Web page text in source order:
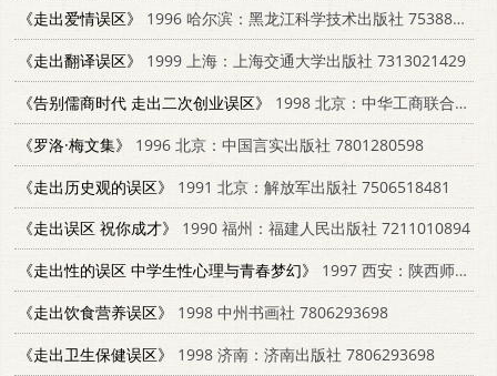
《走出爱情误区》
1996 哈尔滨：黑龙江科学技术出版社 7538828761
《走出翻译误区》
1999 上海：上海交通大学出版社 7313021429
《告别儒商时代 走出二次创业误区》
1998 北京：中华工商联合出版社 7801003675
《罗洛·梅文集》
1996 北京：中国言实出版社 7801280598
《走出历史观的误区》
1991 北京：解放军出版社 7506518481
《走出误区 祝你成才》
1990 福州：福建人民出版社 7211010894
《走出性的误区 中学生性心理与青春梦幻》
1997 西安：陕西师范大学出版社 7561314876
《走出饮食营养误区》
1998 中州书画社 7806293698
《走出卫生保健误区》
1998 济南：济南出版社 7806293698